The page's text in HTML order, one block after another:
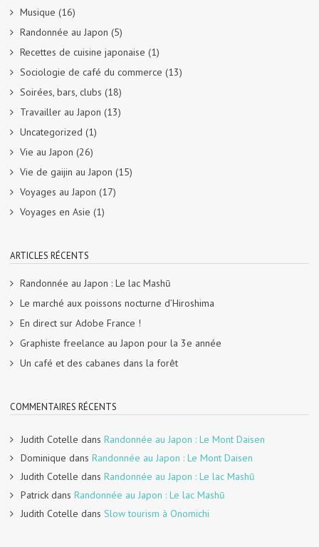
Musique (16)
Randonnée au Japon (5)
Recettes de cuisine japonaise (1)
Sociologie de café du commerce (13)
Soirées, bars, clubs (18)
Travailler au Japon (13)
Uncategorized (1)
Vie au Japon (26)
Vie de gaijin au Japon (15)
Voyages au Japon (17)
Voyages en Asie (1)
ARTICLES RÉCENTS
Randonnée au Japon : Le lac Mashū
Le marché aux poissons nocturne d’Hiroshima
En direct sur Adobe France !
Graphiste freelance au Japon pour la 3e année
Un café et des cabanes dans la forêt
COMMENTAIRES RÉCENTS
Judith Cotelle dans Randonnée au Japon : Le Mont Daisen
Dominique dans Randonnée au Japon : Le Mont Daisen
Judith Cotelle dans Randonnée au Japon : Le lac Mashū
Patrick dans Randonnée au Japon : Le lac Mashū
Judith Cotelle dans Slow tourism à Onomichi